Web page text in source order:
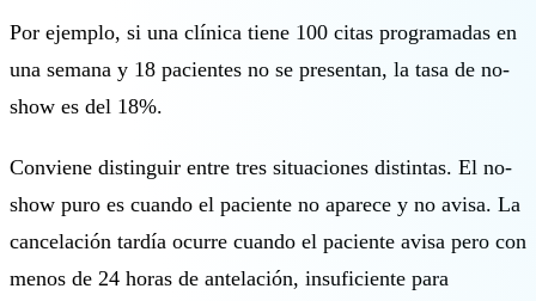
Por ejemplo, si una clínica tiene 100 citas programadas en
una semana y 18 pacientes no se presentan, la tasa de no-
show es del 18%.
Conviene distinguir entre tres situaciones distintas. El no-
show puro es cuando el paciente no aparece y no avisa. La
cancelación tardía ocurre cuando el paciente avisa pero con
menos de 24 horas de antelación, insuficiente para